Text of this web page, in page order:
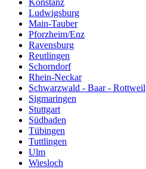
Konstanz
Ludwigsburg
Main-Tauber
Pforzheim/Enz
Ravensburg
Reutlingen
Schorndorf
Rhein-Neckar
Schwarzwald - Baar - Rottweil
Sigmaringen
Stuttgart
Südbaden
Tübingen
Tuttlingen
Ulm
Wiesloch